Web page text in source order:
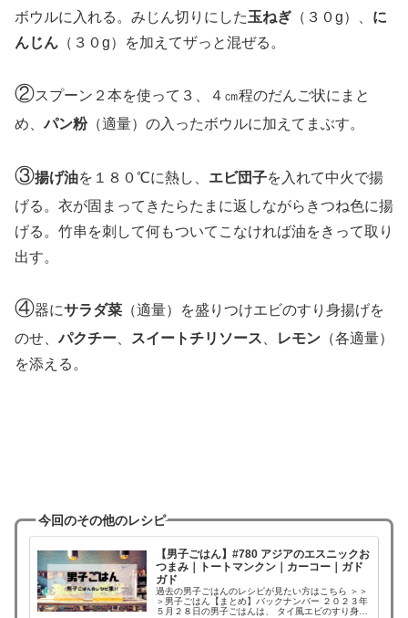
ボウルに入れる。みじん切りにした玉ねぎ （３０g）、 に
んじん （３０g）を加えてザっと混ぜる。
②スプーン２本を使って３、４㎝程のだんご状にまと
め、パン粉（適量）の入ったボウルに加えてまぶす。
③揚げ油を１８０℃に熱し、 エビ団子を入れて中火で揚
げる。衣が固まってきたらたまに返しながらきつね色に揚
げる。竹串を刺して何もついてこなければ油をきって取り
出す。
④器にサラダ菜 （適量）を盛りつけエビのすり身揚げを
のせ、パクチー スイートチリソース レモン （各適量）
を添える。
今回のその他のレシピ
【男子ごはん】#780 アジアのエスニックお
つまみ｜トートマンクン｜カーコー｜ガド
ガド
過去の男子ごはんのレシピが見たい方はこちら ＞＞
＞男子ごはん【まとめ】バックナンバー ２０２３年
５月２８日の男子ごはんは、 タイ風エビのすり身揚